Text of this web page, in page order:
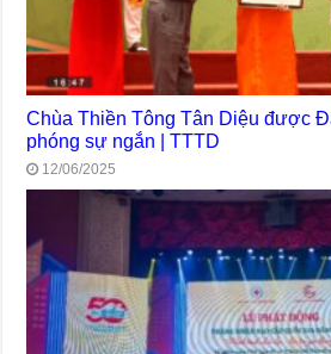
Chùa Thiền Tông Tân Diệu được
phóng sự ngắn | TTTD
12/06/2025